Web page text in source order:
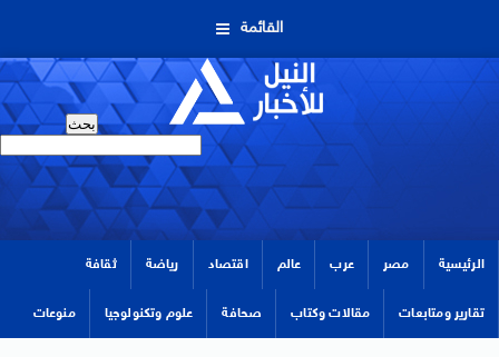
القائمة
الرئيسية مصر عرب عالم اقتصاد رياضة ثقافة
تقارير ومتابعات مقالات وكتاب صحافة علوم وتكنولوجيا منوعات